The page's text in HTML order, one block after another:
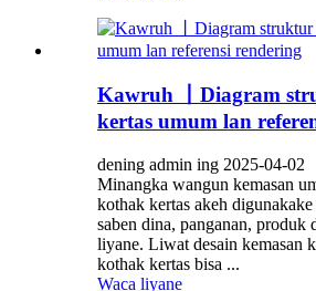
Kawruh 丨Diagram
kertas umum lan
dening admin ing 2025-04-02
Minangka wangun kemasan
kothak kertas akeh
saben dina, panganan, produk
liyane. Liwat desain kemasan
kothak kertas bisa ...
Waca liyane